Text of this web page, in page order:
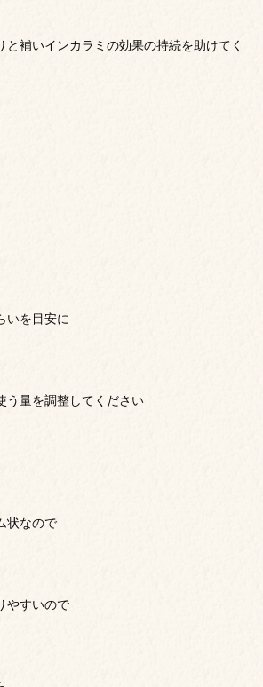
と補いインカラミの効果の持続を助けてく
いを目安に
う量を調整してください
状なので
やすいので